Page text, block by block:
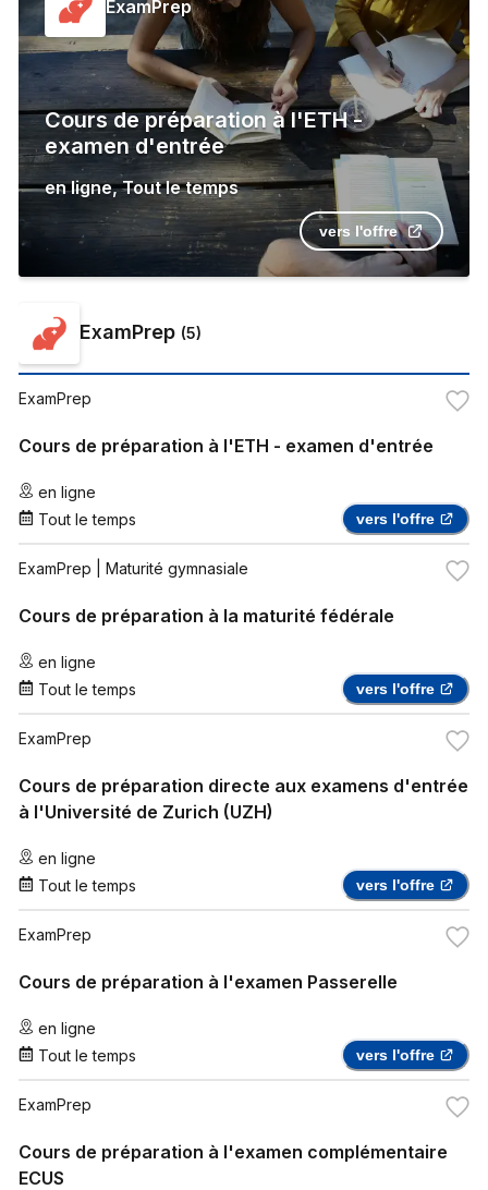
ExamPrep
Cours de préparation à l'ETH -
examen d'entrée
en ligne,Tout le temps
vers l'offre
ExamPrep (5)
ExamPrep
Cours de préparation à l'ETH - examen d'entrée
en ligne
Tout le temps
vers l'offre
ExamPrep | Maturité gymnasiale
Cours de préparation à la maturité fédérale
en ligne
Tout le temps
vers l'offre
ExamPrep
Cours de préparation directe aux examens d'entrée
à l'Université de Zurich (UZH)
en ligne
Tout le temps
vers l'offre
ExamPrep
Cours de préparation à l'examen Passerelle
en ligne
Tout le temps
vers l'offre
ExamPrep
Cours de préparation à l'examen complémentaire
ECUS